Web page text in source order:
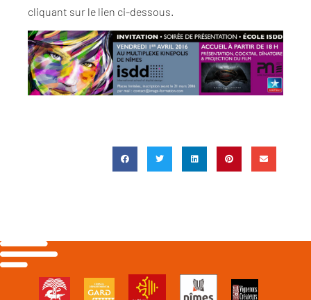
cliquant sur le lien ci-dessous.